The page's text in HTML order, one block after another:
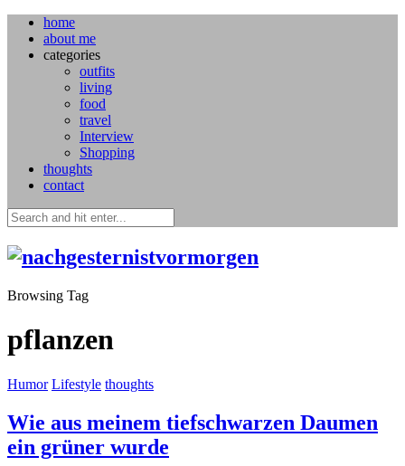
home
about me
categories
outfits
living
food
travel
Interview
Shopping
thoughts
contact
Browsing Tag
pflanzen
Humor Lifestyle thoughts
Wie aus meinem tiefschwarzen Daumen
ein grüner wurde